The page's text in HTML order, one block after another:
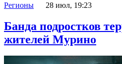
Регионы 28 июл, 19:23
Банда подростков
жителей Мурино